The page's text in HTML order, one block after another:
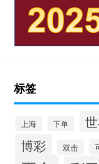
标签
上海 下单
博彩 双击